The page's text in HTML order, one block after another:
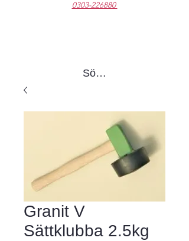
0303-226880
Sök produkter
Granit V
Sättklubba 2.5kg